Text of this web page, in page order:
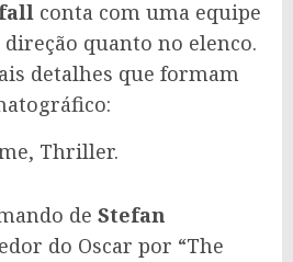
conta com uma equipe
quanto no elenco.
detalhes que formam
Thriller.
de Stefan
do Oscar por “The